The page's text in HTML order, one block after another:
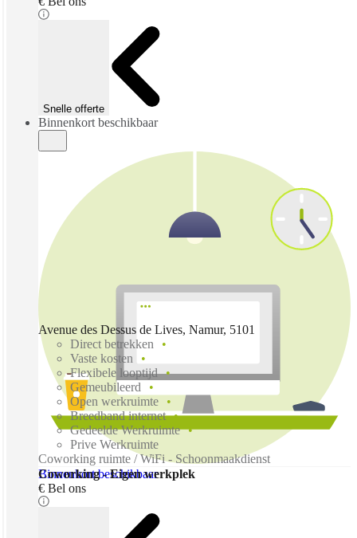
Snelle offerte
Binnenkort beschikbaar
Binnenkort beschikbaar
Avenue des Dessus de Lives, Namur, 5101
Direct betrekken
Vaste kosten
Flexibele looptijd
Gemeubileerd
Open werkruimte
Breedband internet
Gedeelde Werkruimte
Prive Werkruimte
Coworking ruimte / WiFi - Schoonmaakdienst
Coworking - Eigen werkplek
€ Bel ons